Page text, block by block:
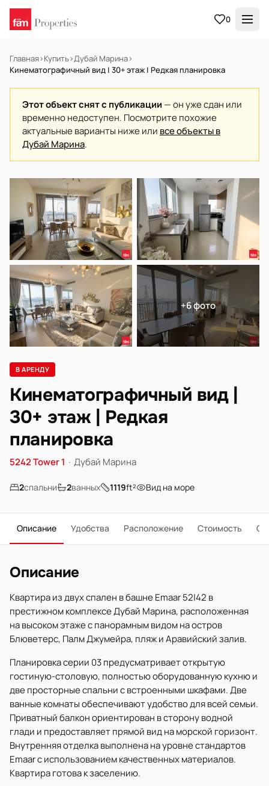
0
Главная›Купить›Дубай Марина›
Кинематографичный вид | 30+ этаж | Редкая планировка
Этот объект снят с публикации — он уже сдан или
временно недоступен. Посмотрите похожие
актуальные варианты ниже или все объекты в
Дубай Марина.
В АРЕНДУ Готов к заселению
+6 фото
В АРЕНДУ
Кинематографичный вид |
30+ этаж | Редкая
планировка
5242 Tower 1 · Дубай Марина
2спальни 2ванных 1119ft² Вид на море
Описание Удобства Расположение Стоимость О
Описание
Квартира из двух спален в башне Emaar 52|42 в
престижном комплексе Дубай Марина, расположенная
на высоком этаже с панорамным видом на остров
Блюветерс, Палм Джумейра, пляж и Аравийский залив.
Планировка серии 03 предусматривает открытую
гостиную-столовую, полностью оборудованную кухню и
две просторные спальни с встроенными шкафами. Две
ванные комнаты обеспечивают удобство для всей семьи.
Приватный балкон ориентирован в сторону водной
глади и предоставляет прямой вид на морской горизонт.
Внутренняя отделка выполнена на уровне стандартов
Emaar с использованием качественных материалов.
Квартира готова к заселению.